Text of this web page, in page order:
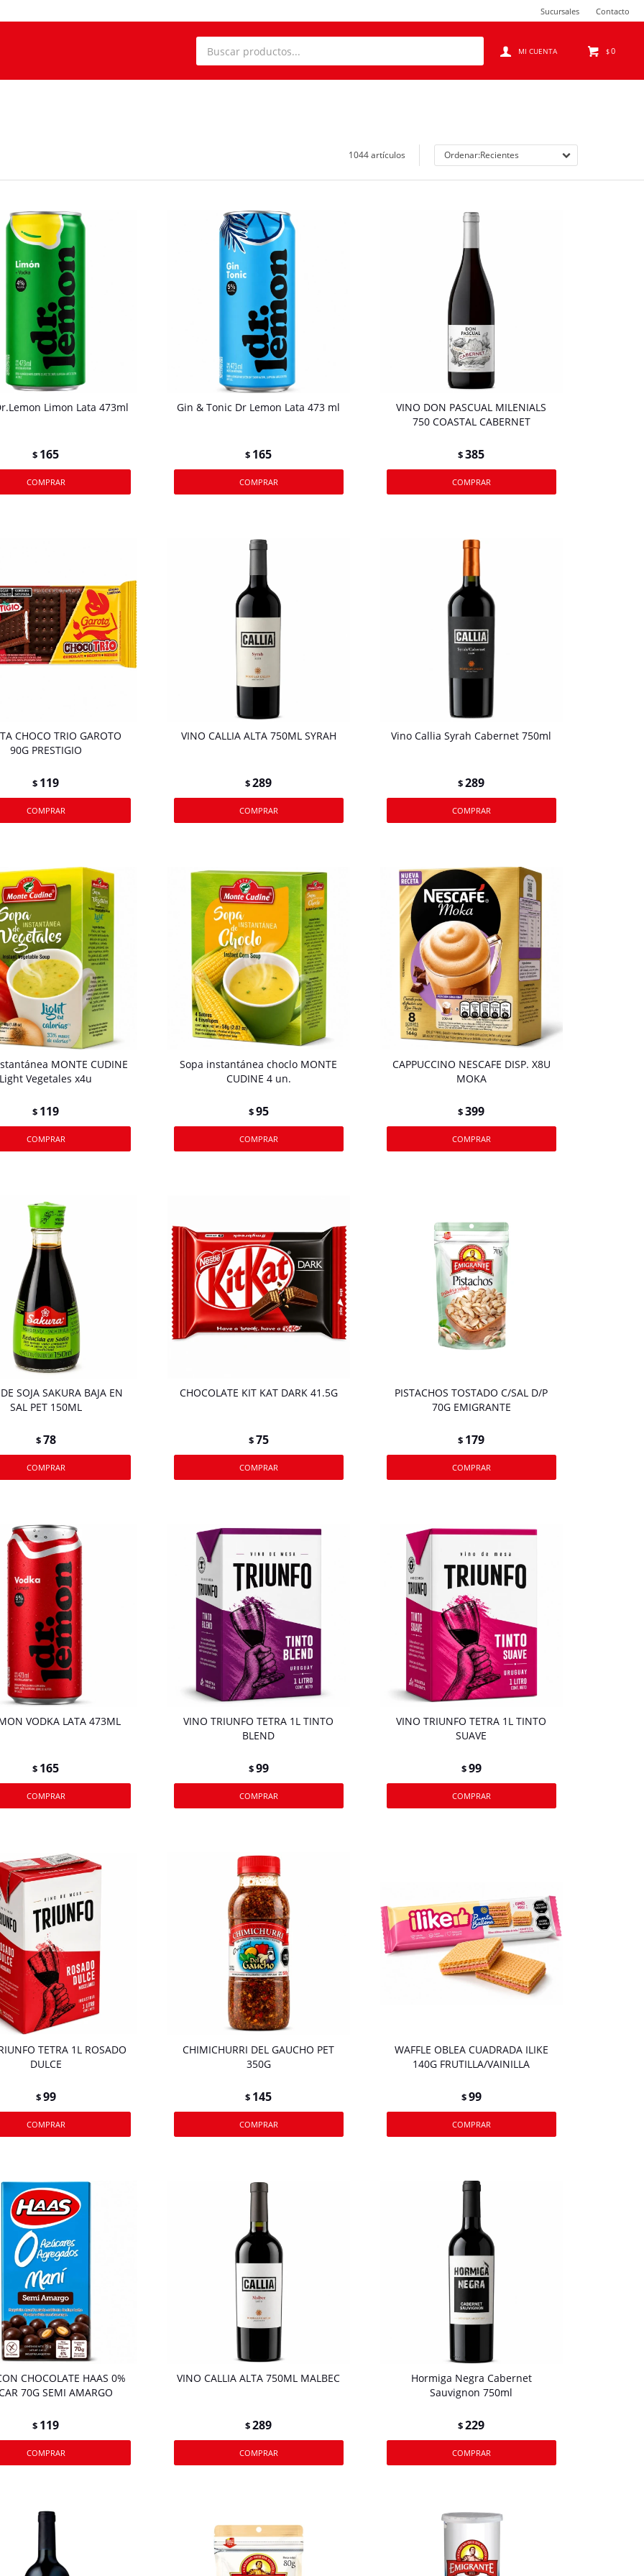
$0
Sucursales Contacto
1044 artículos Recientes
Limon Lata 473ml
$ 165
Gin & Tonic Dr Lemon Lata 473 ml
$ 165
VINO DON PASCUAL MILENIALS
750 COASTAL CABERNET
$385
CHOCO TRIO GAROTO
90G PRESTIGIO
$ 119
VINO CALLIA ALTA 750ML SYRAH
$289
Vino Callia Syrah Cabernet 750ml
$289
MONTE CUDINE
Light Vegetales x4u
$ 119
Sopa instantánea choclo MONTE
CUDINE 4 un.
$95
CAPPUCCINO NESCAFE DISP. X8U
MOKA
$399
SOJA SAKURA BAJA EN
SAL PET 150ML
$78
CHOCOLATE KIT KAT DARK 41.5G
$75
PISTACHOS TOSTADO C/SAL D/P
70G EMIGRANTE
$ 179
VODKA LATA 473ML
$ 165
VINO TRIUNFO TETRA 1L TINTO
BLEND
$99
VINO TRIUNFO TETRA 1L TINTO
SUAVE
$99
TETRA 1L ROSADO
DULCE
$99
CHIMICHURRI DEL GAUCHO PET
350G
$ 145
WAFFLE OBLEA CUADRADA ILIKE
140G FRUTILLA/VAINILLA
$99
CHOCOLATE HAAS 0%
70G SEMI AMARGO
$ 119
VINO CALLIA ALTA 750ML MALBEC
$289
Hormiga Negra Cabernet
Sauvignon 750ml
$229